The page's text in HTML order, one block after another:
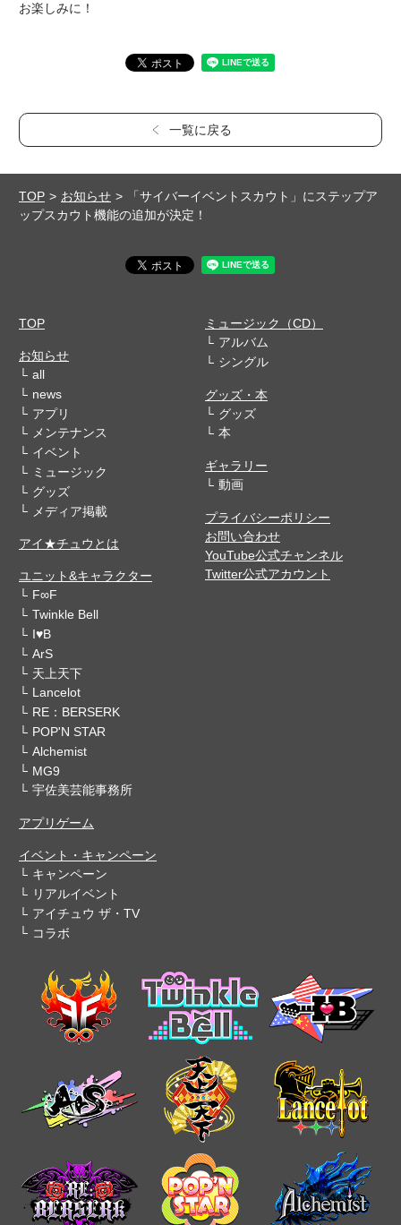
お楽しみに！
一覧に戻る
TOP お知らせ
「サイバーイベントスカウト」にステップア
ップスカウト機能の追加が決定！
TOP
お知らせ
all
news
アプリ
メンテナンス
イベント
ミュージック
グッズ
メディア掲載
アイ★チュウとは
ユニット&キャラクター
F∞F
Twinkle Bell
I♥B
ArS
天上天下
Lancelot
RE：BERSERK
POP'N STAR
Alchemist
MG9
宇佐美芸能事務所
アプリゲーム
イベント・キャンペーン
キャンペーン
リアルイベント
アイチュウ ザ・TV
コラボ
ミュージック（CD）
アルバム
シングル
グッズ・本
グッズ
本
ギャラリー
動画
プライバシーポリシー
お問い合わせ
YouTube公式チャンネル
Twitter公式アカウント